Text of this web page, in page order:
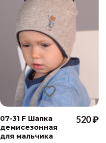
07-31 F Шапка
демисезонная
для мальчика
520 ₽